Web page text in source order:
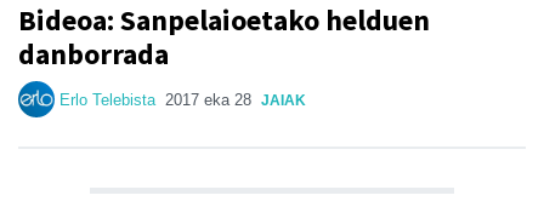
Bideoa: Sanpelaioetako helduen
danborrada
Erlo Telebista 2017 eka 28 JAIAK